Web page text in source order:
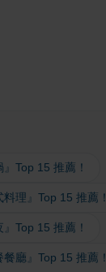
Top 15 推薦！
理』Top 15 推薦！
Top 15 推薦！
廳』Top 15 推薦！